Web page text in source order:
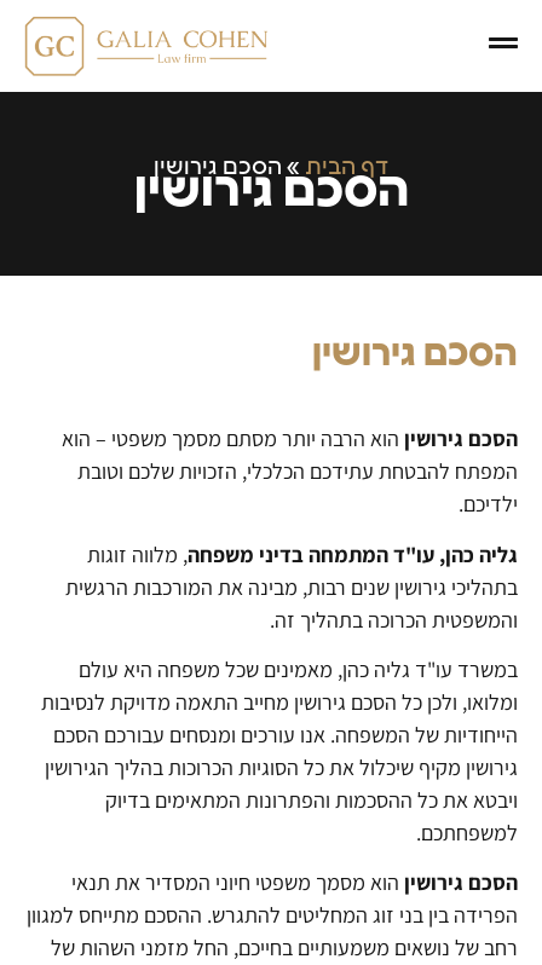
דף הבית » הסכם גירושין
הסכם גירושין
הסכם גירושין
הסכם גירושין הוא הרבה יותר מסתם מסמך משפטי – הוא
המפתח להבטחת עתידכם הכלכלי, הזכויות שלכם וטובת
ילדיכם.
גליה כהן, עו"ד המתמחה בדיני משפחה, מלווה זוגות
בתהליכי גירושין שנים רבות, מבינה את המורכבות הרגשית
והמשפטית הכרוכה בתהליך זה.
במשרד עו"ד גליה כהן, מאמינים שכל משפחה היא עולם
ומלואו, ולכן כל הסכם גירושין מחייב התאמה מדויקת לנסיבות
הייחודיות של המשפחה. אנו עורכים ומנסחים עבורכם הסכם
גירושין מקיף שיכלול את כל הסוגיות הכרוכות בהליך הגירושין
ויבטא את כל ההסכמות והפתרונות המתאימים בדיוק
למשפחתכם.
הסכם גירושין הוא מסמך משפטי חיוני המסדיר את תנאי
הפרידה בין בני זוג המחליטים להתגרש. ההסכם מתייחס למגוון
רחב של נושאים משמעותיים בחייכם, החל מזמני השהות של